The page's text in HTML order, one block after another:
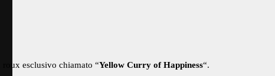
esclusivo chiamato “Yellow Curry of Happiness“.